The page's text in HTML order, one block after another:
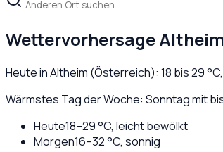
WettervorhersageAltheim
Heute inAltheim (Österreich): 18 bis29°C,
Wärmstes Tag der Woche: Sonntag mit
Heute18–29°C, leicht bewölkt
Morgen16–32°C, sonnig